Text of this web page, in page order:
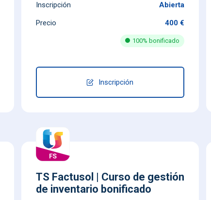
Inscripción Abierta
Precio 400 €
100% bonificado
Inscripción
TS Factusol | Curso de gestión
de inventario bonificado